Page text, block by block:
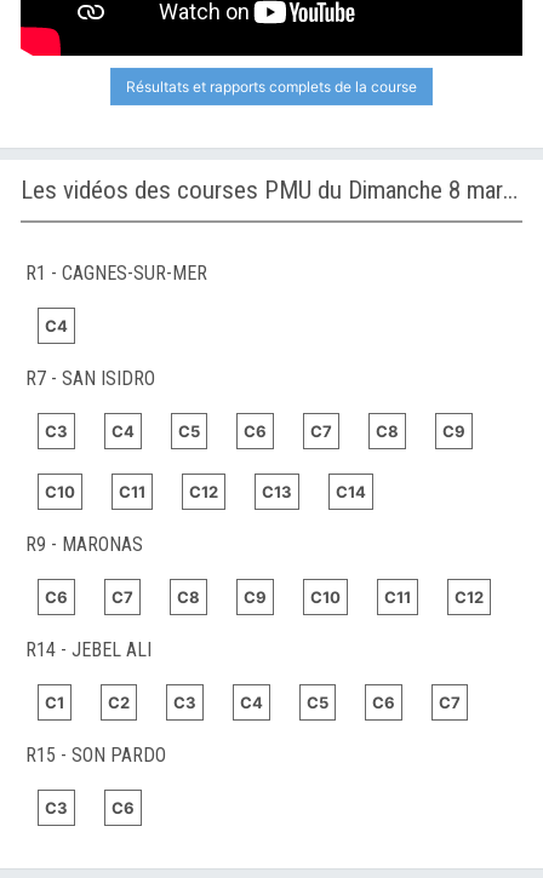
Résultats et rapports complets de la course
Les vidéos des courses PMU du Dimanche 8 mars 2026
R1 - CAGNES-SUR-MER
C4
R7 - SAN ISIDRO
C3 C4 C5 C6 C7 C8 C9
C10 C11 C12 C13 C14
R9 - MARONAS
C6 C7 C8 C9 C10 C11 C12
R14 - JEBEL ALI
C1 C2 C3 C4 C5 C6 C7
R15 - SON PARDO
C3 C6